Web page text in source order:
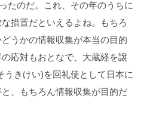
たのだ。これ、その年のうちに
措置だといえるよね。もちろ
うかの情報収集が本当の目的
応対もおとなで、大蔵経を譲
うきけい)を回礼使として日本に
、もちろん情報収集が目的だ